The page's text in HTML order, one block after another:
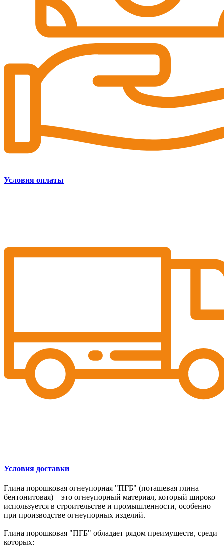
Условия оплаты
Условия доставки
Глина порошковая огнеупорная "ПГБ" (поташевая глина
бентонитовая) – это огнеупорный материал, который широко
используется в строительстве и промышленности, особенно
при производстве огнеупорных изделий.
Глина порошковая "ПГБ" обладает рядом преимуществ, среди
которых: